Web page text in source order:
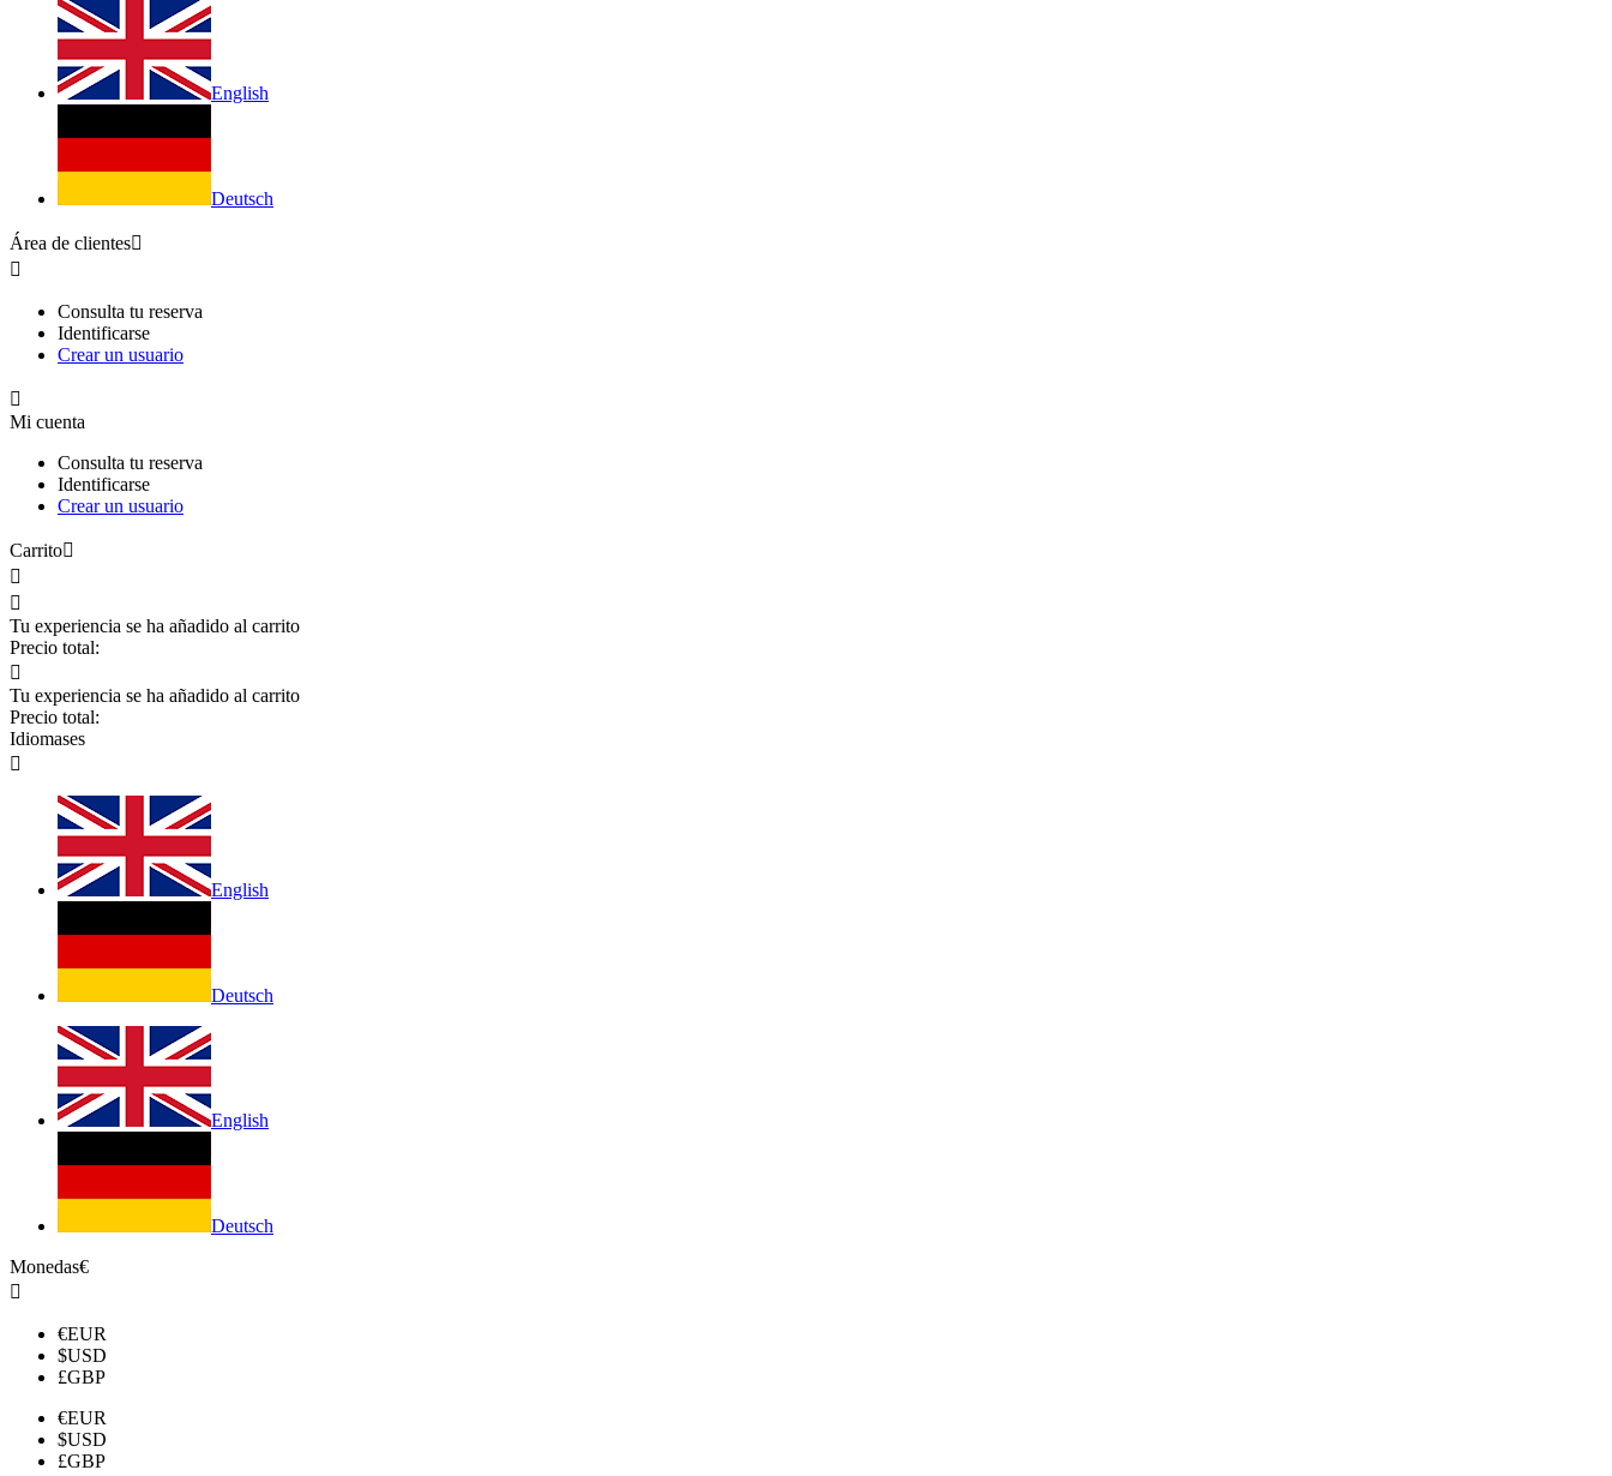
English
Deutsch
Área de clientes

Consulta tu reserva
Identificarse
Crear un usuario

Mi cuenta
Consulta tu reserva
Identificarse
Crear un usuario
Carrito


Tu experiencia se ha añadido al carrito
Precio total:

Tu experiencia se ha añadido al carrito
Precio total:
Idiomases

English
Deutsch
English
Deutsch
Monedas€

€EUR
$USD
£GBP
€EUR
$USD
£GBP